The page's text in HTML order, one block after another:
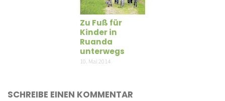
Zu Fuß für
Kinder in
Ruanda
unterwegs
10. Mai 2014
SCHREIBE EINEN KOMMENTAR